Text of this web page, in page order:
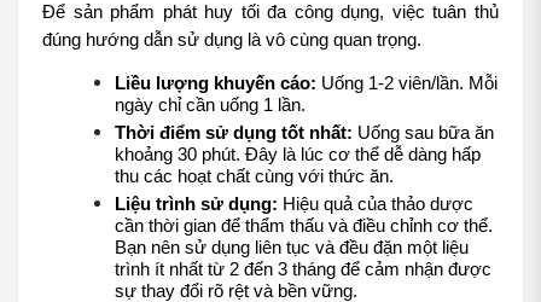
Để sản phẩm phát huy tối đa công dụng, việc tuân thủ
đúng hướng dẫn sử dụng là vô cùng quan trọng.
Liều lượng khuyến cáo: Uống 1-2 viên/lần. Mỗi
ngày chỉ cần uống 1 lần.
Thời điểm sử dụng tốt nhất: Uống sau bữa ăn
khoảng 30 phút. Đây là lúc cơ thể dễ dàng hấp
thu các hoạt chất cùng với thức ăn.
Liệu trình sử dụng: Hiệu quả của thảo dược
cần thời gian để thẩm thấu và điều chỉnh cơ thể.
Bạn nên sử dụng liên tục và đều đặn một liệu
trình ít nhất từ 2 đến 3 tháng để cảm nhận được
sự thay đổi rõ rệt và bền vững.